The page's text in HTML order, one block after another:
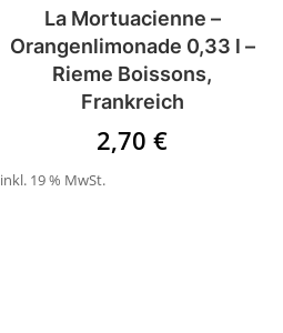
La Mortuacienne –
Orangenlimonade 0,33 l –
Rieme Boissons,
Frankreich
2,70€
inkl. 19 % MwSt.